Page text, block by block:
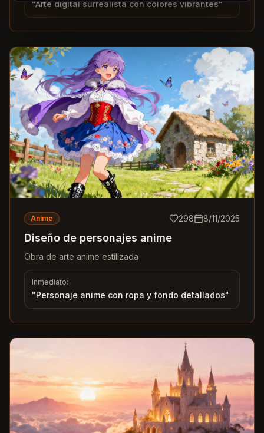
"Arte digital surrealista con colores vibrantes"
Anime 298 8/11/2025
Diseño de personajes anime
Obra de arte anime estilizada
Inmediato:
"Personaje anime con ropa y fondo detallados"